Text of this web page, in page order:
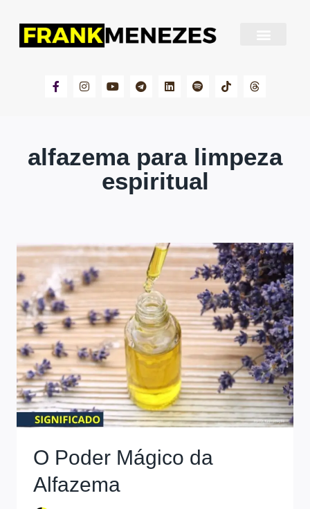
alfazema para limpeza
espiritual
O Poder Mágico da
Alfazema